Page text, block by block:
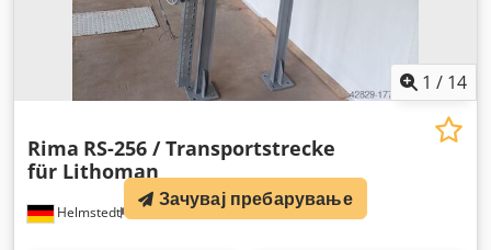
1 / 14
Helmstedt 1.436 km
Rima RS-256 / Transportstrecke
für Lithoman
Зачувај пребарување